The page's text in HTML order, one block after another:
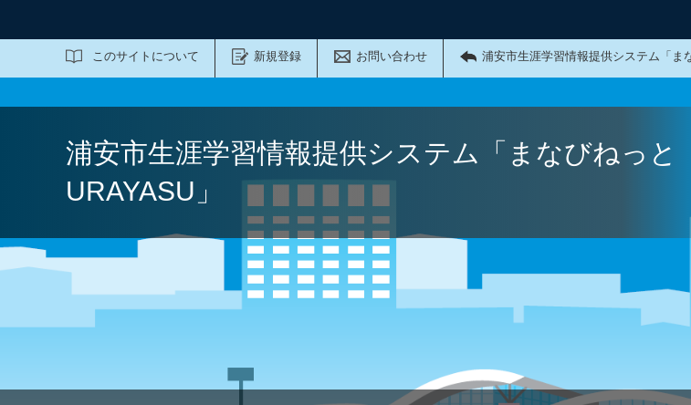
このサイトについて 新規登録 お問い合わせ 浦安市生涯学習情報提供システム「ま
サイト内検索
浦安市生涯学習情報提供システム「まなびねっと
URAYASU」